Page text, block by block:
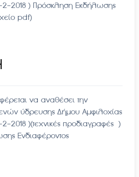
2018 ) Πρόσκληση Εκδήλωσης
pdf)
να αναθέσει την
ύδρευσης Δήμου Αμφιλοχίας
2018 )(τεχνικές προδιαγραφές )
Ενδιαφέροντος